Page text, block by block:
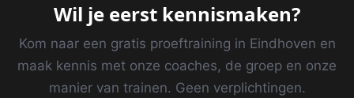
Wil je eerst kennismaken?
Kom naar een gratis proeftraining in Eindhoven en
maak kennis met onze coaches, de groep en onze
manier van trainen. Geen verplichtingen.